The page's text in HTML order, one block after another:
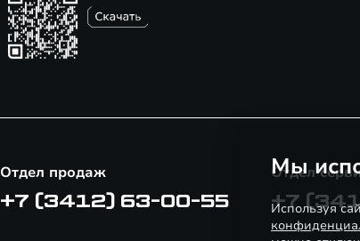
Отдел продаж
+7 (3412) 63-00-55
Отдел
+7
Мы
Используя